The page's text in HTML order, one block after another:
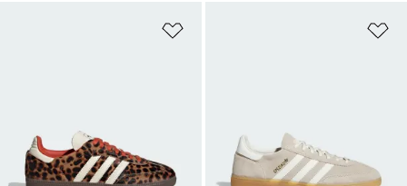
Aggiungi alla lista dei desideri